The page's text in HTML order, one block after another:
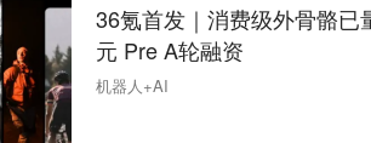
36氪首发｜消费级外骨骼
元 Pre A轮融资
机器人+AI